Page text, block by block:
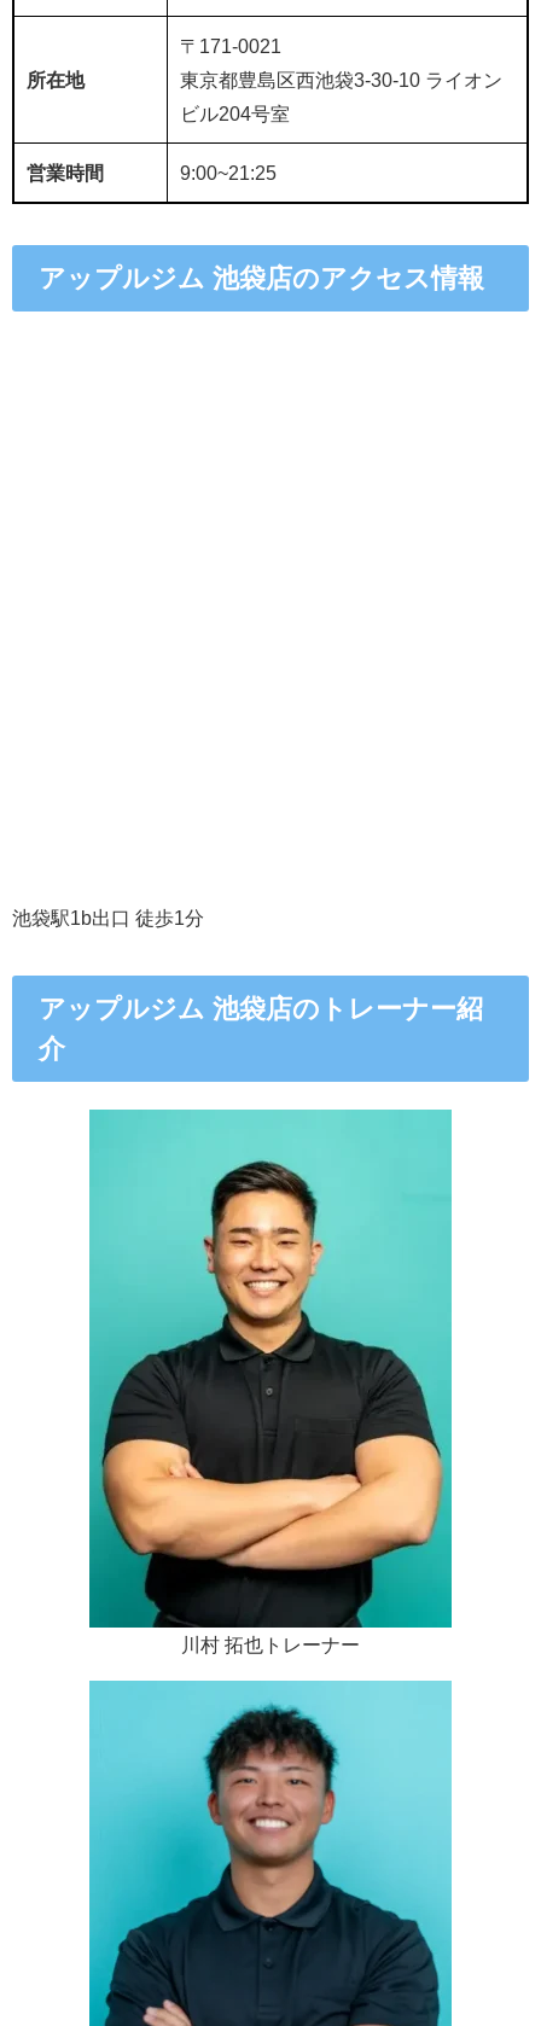
所在地
〒171-0021
東京都豊島区西池袋3-30-10 ライオン
ビル204号室
営業時間 9:00~21:25
アップルジム 池袋店のアクセス情報
池袋駅1b出口 徒歩1分
アップルジム 池袋店のトレーナー紹
介
川村 拓也トレーナー